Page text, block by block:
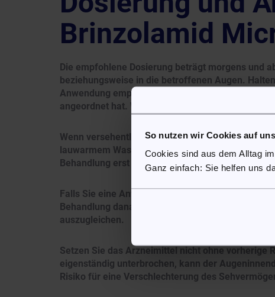
So nutzen wir Cookies auf
Cookies sind aus dem Alltag
Ganz einfach: Sie helfen uns
Brinzolamid
Die empfohlene Dosierung beträgt morgens und
beziehungsweise in die betroffenen Augen.
Anwendung empfohlen hat. Beide Augen sollten
angeordnet hat. Wenden Sie das Arzneimittel so
Wenn versehentlich eine größere Menge des
lauwarmem Wasser aus. Wenden Sie
Behandlung erst zum nächsten vorgesehenen
Falls Sie eine Anwendung vergessen haben,
Behandlung danach wie gewohnt fort.
auszugleichen.
Setzen Sie das Arzneimittel nicht ohne vorherige
eigenständig unterbrochen, kann der
Risiko für eine Verschlechterung des